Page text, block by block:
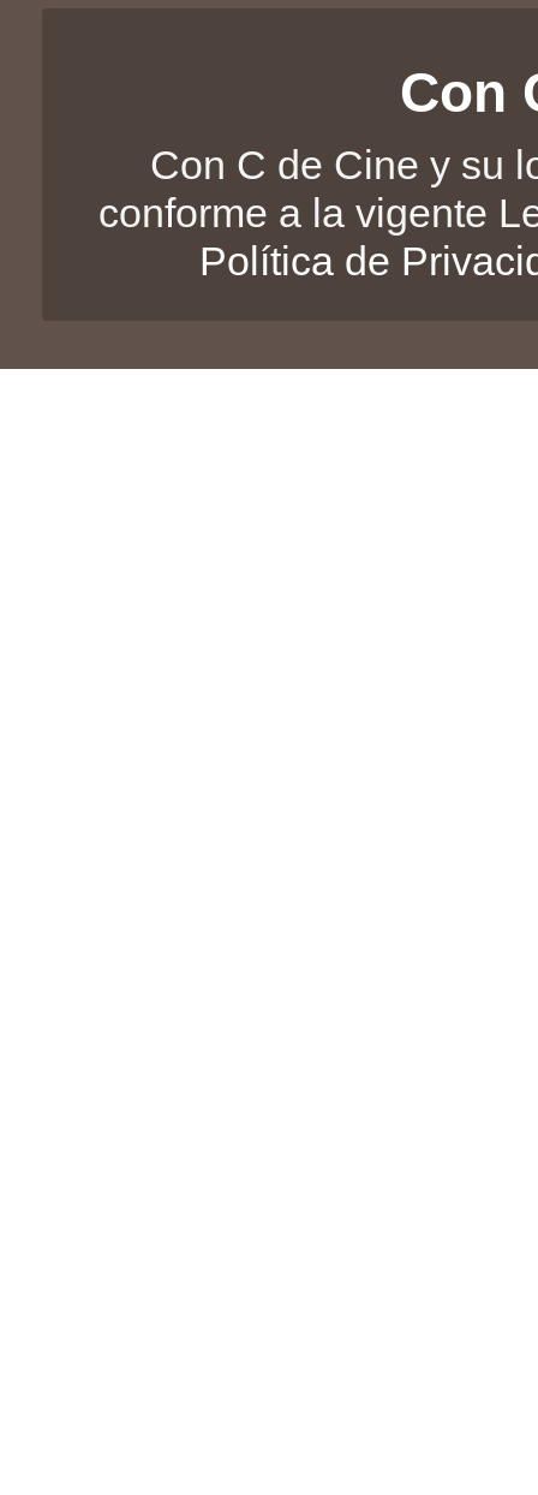
Con
Con C de Cine y su
conforme a la vigente
Política de